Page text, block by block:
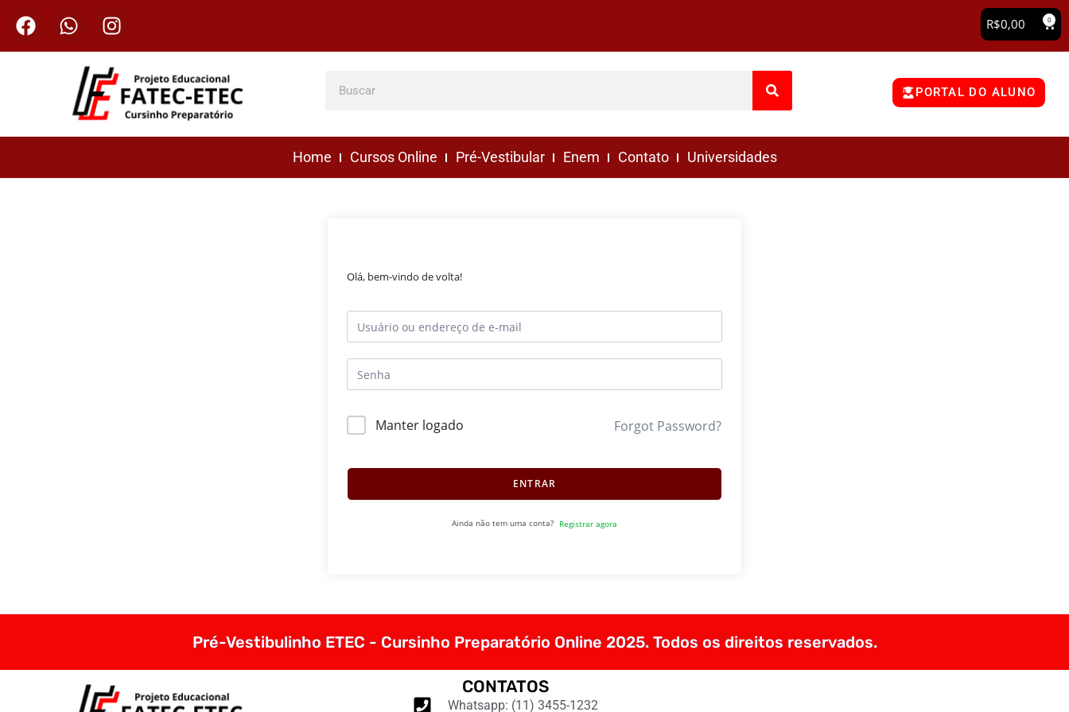
R$0,00 0
PORTAL DO ALUNO
Home Cursos Online Pré-Vestibular Enem Contato Universidades
Olá, bem-vindo de volta!
Manter logado Forgot Password?
ENTRAR
Ainda não tem uma conta? Registrar agora
Pré-Vestibulinho ETEC - Cursinho Preparatório Online 2025. Todos os direitos reservados.
CONTATOS
Whatsapp: (11) 3455-1232